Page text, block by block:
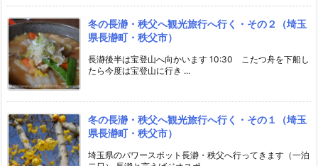
冬の長瀞・秩父へ観光旅行へ行く・その２（埼玉
県長瀞町・秩父市）
長瀞後半は宝登山へ向かいます 10:30 こたつ舟を下船し
たら今度は宝登山に行き ...
冬の長瀞・秩父へ観光旅行へ行く・その１（埼玉
県長瀞町・秩父市）
埼玉県のパワースポット長瀞・秩父へ行ってきます（一泊